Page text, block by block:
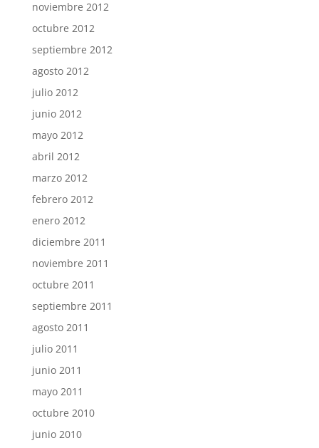
noviembre 2012
octubre 2012
septiembre 2012
agosto 2012
julio 2012
junio 2012
mayo 2012
abril 2012
marzo 2012
febrero 2012
enero 2012
diciembre 2011
noviembre 2011
octubre 2011
septiembre 2011
agosto 2011
julio 2011
junio 2011
mayo 2011
octubre 2010
junio 2010